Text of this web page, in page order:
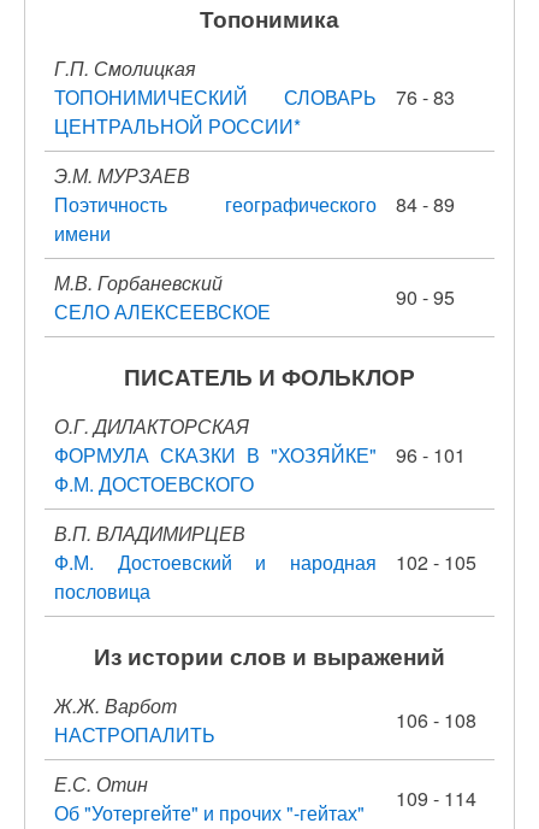
Топонимика
Г.П. Смолицкая
ТОПОНИМИЧЕСКИЙ СЛОВАРЬ
ЦЕНТРАЛЬНОЙ РОССИИ*
76 - 83
Э.М. МУРЗАЕВ
Поэтичность географического
имени
84 - 89
М.В. Горбаневский
СЕЛО АЛЕКСЕЕВСКОЕ
90 - 95
ПИСАТЕЛЬ И ФОЛЬКЛОР
О.Г. ДИЛАКТОРСКАЯ
ФОРМУЛА СКАЗКИ В "ХОЗЯЙКЕ"
Ф.М. ДОСТОЕВСКОГО
96 - 101
В.П. ВЛАДИМИРЦЕВ
Ф.М. Достоевский и народная
пословица
102 - 105
Из истории слов и выражений
Ж.Ж. Варбот
НАСТРОПАЛИТЬ
106 - 108
Е.С. Отин
Об "Уотергейте" и прочих "-гейтах"
109 - 114